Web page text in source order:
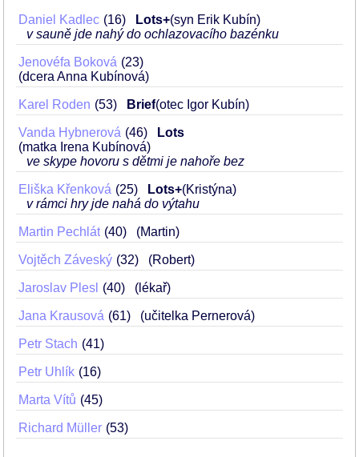
Daniel Kadlec 16 Lots+(syn Erik Kubín)
v sauně jde nahý do ochlazovacího bazénku
Jenovéfa Boková
23
(dcera Anna Kubínová)
Karel Roden 53 Brief(otec Igor Kubín)
Vanda Hybnerová 46
Lots
(matka Irena Kubínová)
ve skype hovoru s dětmi je nahoře bez
Eliška Křenková 25 Lots+(Kristýna)
v rámci hry jde nahá do výtahu
Martin Pechlát 40 (Martin)
Vojtěch Záveský 32 (Robert)
Jaroslav Plesl 40 (lékař)
Jana Krausová 61 (učitelka Pernerová)
Petr Stach 41
Petr Uhlík 16
Marta Vítů 45
Richard Müller 53